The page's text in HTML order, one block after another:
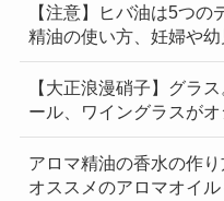
【注意】ヒバ油は5つの
精油の使い方、妊婦や
【大正浪漫硝子】グラ
ール、ワイングラスがオ
アロマ精油の香水の作
オススメのアロマオイル